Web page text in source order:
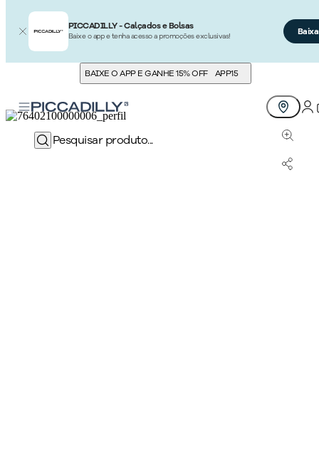
PICCADILLY - Calçados e Bolsas
Baixe o app e tenha acesso a promoções exclusivas!
BAIXE O APP E GANHE 15% OFF APP15